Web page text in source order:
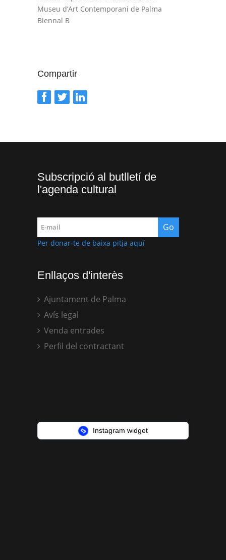
Museu d’Art Contemporani de Palma
Biennal B
Compartir
Subscripció al butlletí de
l'agenda cultural
Per donar-te de baixa pitja aquí
Enllaços d'interès
Ajuntament de Palma
Avís legal
Venda entrades
Perfil del contractant
Instagram widget